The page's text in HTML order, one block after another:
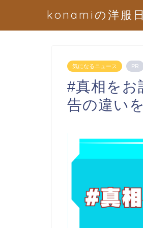
konamiの洋服
気になるニュース PR
#真相をお
告の違い